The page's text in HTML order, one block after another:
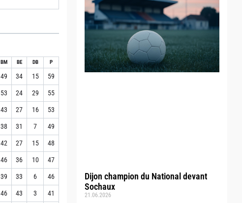
Dijon champion du National devant
Sochaux
21.06.2026
BM BE DB P
49 34 15 59
53 24 29 55
43 27 16 53
38 31 7 49
42 27 15 48
46 36 10 47
39 33 6 46
46 43 3 41